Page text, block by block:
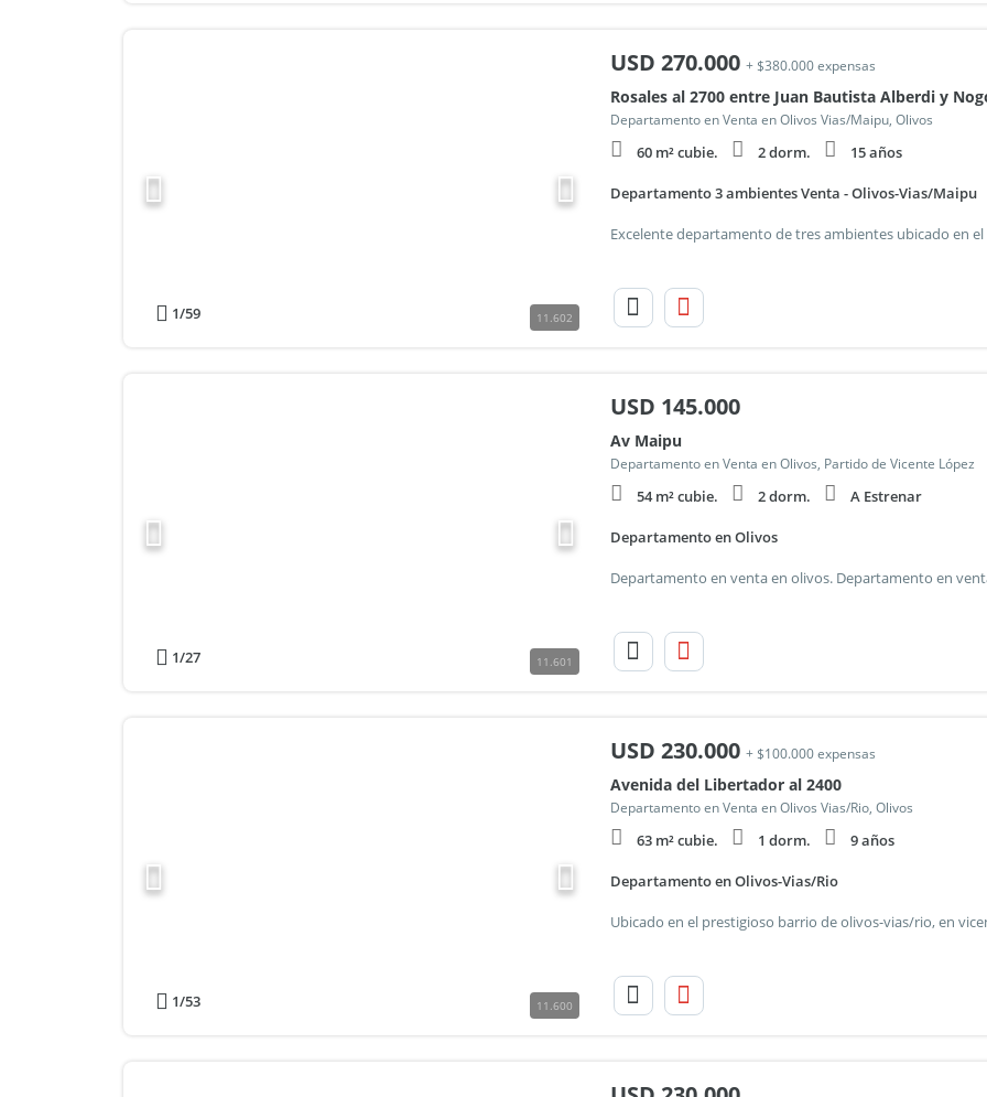
1/59 11.602
USD 270.000 + $380.000 expensas
Rosales al 2700 entre Juan Bautista Alberdi y
Departamento en Venta en Olivos Vias/Maipu, Olivos
60 m² cubie. 2 dorm. 15 años
Departamento 3 ambientes Venta - Olivos-Vias/Maipu
1/27 11.601
USD 145.000
Av Maipu
Departamento en Venta en Olivos, Partido de Vicente López
54 m² cubie. 2 dorm. A Estrenar
Departamento en Olivos
1/53 11.600
USD 230.000 + $100.000 expensas
Avenida del Libertador al 2400
Departamento en Venta en Olivos Vias/Rio, Olivos
63 m² cubie. 1 dorm. 9 años
Departamento en Olivos-Vias/Rio